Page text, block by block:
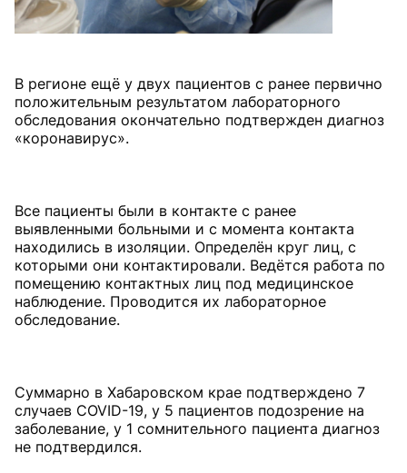
В регионе ещё у двух пациентов с ранее первично
положительным результатом лабораторного
обследования окончательно подтвержден диагноз
«коронавирус».
Все пациенты были в контакте с ранее
выявленными больными и с момента контакта
находились в изоляции. Определён круг лиц, с
которыми они контактировали. Ведётся работа по
помещению контактных лиц под медицинское
наблюдение. Проводится их лабораторное
обследование.
Суммарно в Хабаровском крае подтверждено 7
случаев COVID-19, у 5 пациентов подозрение на
заболевание, у 1 сомнительного пациента диагноз
не подтвердился.